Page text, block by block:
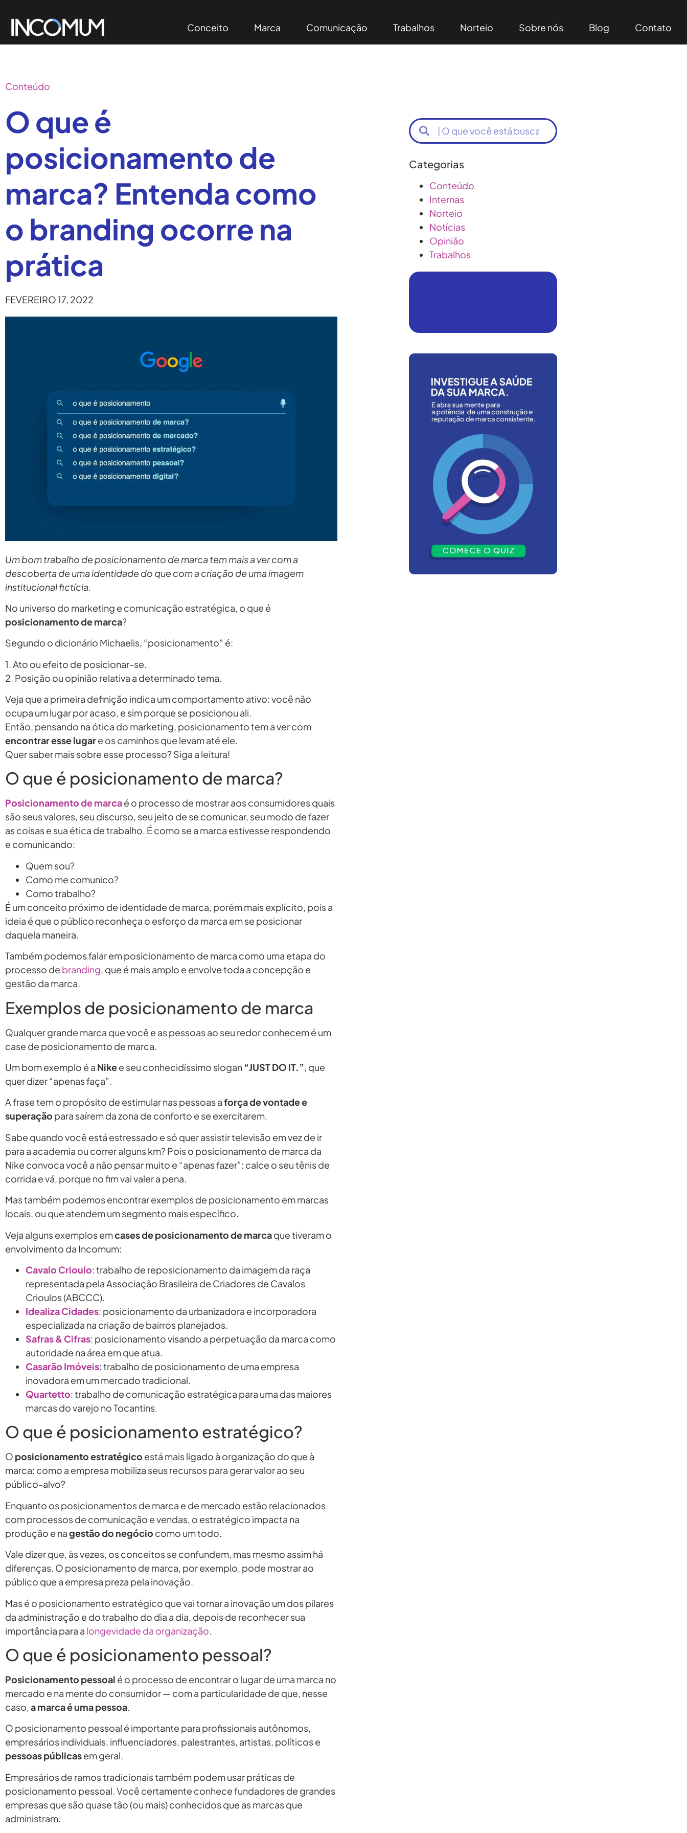
Conceito Marca Comunicação Trabalhos Norteio Sobre nós Blog Contato
Conteúdo
O que é
posicionamento de
marca? Entenda como
o branding ocorre na
prática
FEVEREIRO 17, 2022
Um bom trabalho de posicionamento de marca tem mais a ver com a
descoberta de uma identidade do que com a criação de uma imagem
institucional fictícia.
No universo do marketing e comunicação estratégica, o que é
posicionamento de marca?
Segundo o dicionário Michaelis, “posicionamento” é:
1. Ato ou efeito de posicionar-se.
2. Posição ou opinião relativa a determinado tema.
Veja que a primeira definição indica um comportamento ativo: você não
ocupa um lugar por acaso, e sim porque se posicionou ali.
Então, pensando na ótica do marketing, posicionamento tem a ver com
encontrar esse lugare os caminhos que levam até ele.
Quer saber mais sobre esse processo? Siga a leitura!
O que é posicionamento de marca?
Posicionamento de marcaé o processo de mostrar aos consumidores quais
são seus valores, seu discurso, seu jeito de se comunicar, seu modo de fazer
as coisas e sua ética de trabalho. É como se a marca estivesse respondendo
e comunicando:
Quem sou?
Como me comunico?
Como trabalho?
É um conceito próximo de identidade de marca, porém mais explícito, pois a
ideia é que o público reconheça o esforço da marca em se posicionar
daquela maneira.
Também podemos falar em posicionamento de marca como uma etapa do
processo de branding, que é mais amplo e envolve toda a concepção e
gestão da marca.
Exemplos de posicionamento de marca
Qualquer grande marca que você e as pessoas ao seu redor conhecem é um
case de posicionamento de marca.
Um bom exemplo é a Nikee seu conhecidíssimo slogan“JUST DO IT.”, que
quer dizer “apenas faça”.
A frase tem o propósito de estimular nas pessoas aforça de vontade e
superação para saírem da zona de conforto e se exercitarem.
Sabe quando você está estressado e só quer assistir televisão em vez de ir
para a academia ou correr alguns km? Pois o posicionamento de marca da
Nike convoca você a não pensar muito e “apenas fazer”: calce o seu tênis de
corrida e vá, porque no fim vai valer a pena.
Mas também podemos encontrar exemplos de posicionamento em marcas
locais, ou que atendem um segmento mais específico.
Veja alguns exemplos emcases de posicionamento de marcaque tiveram o
envolvimento da Incomum:
Cavalo Crioulo: trabalho de reposicionamento da imagem da raça
representada pela Associação Brasileira de Criadores de Cavalos
Crioulos (ABCCC).
Idealiza Cidades: posicionamento da urbanizadora e incorporadora
especializada na criação de bairros planejados.
Safras & Cifras: posicionamento visando a perpetuação da marca como
autoridade na área em que atua.
Casarão Imóveis: trabalho de posicionamento de uma empresa
inovadora em um mercado tradicional.
Quartetto: trabalho de comunicação estratégica para uma das maiores
marcas do varejo no Tocantins.
O que é posicionamento estratégico?
O posicionamento estratégico está mais ligado à organização do que à
marca: como a empresa mobiliza seus recursos para gerar valor ao seu
público-alvo?
Enquanto os posicionamentos de marca e de mercado estão relacionados
com processos de comunicação e vendas, o estratégico impacta na
produção e nagestão do negócio como um todo.
Vale dizer que, às vezes, os conceitos se confundem, mas mesmo assim há
diferenças. O posicionamento de marca, por exemplo, pode mostrar ao
público que a empresa preza pela inovação.
Mas é o posicionamento estratégico que vai tornar a inovação um dos pilares
da administração e do trabalho do dia a dia, depois de reconhecer sua
importância para a longevidade da organização
O que é posicionamento pessoal?
Posicionamento pessoal é o processo de encontrar o lugar de uma marca no
mercado e na mente do consumidor — com a particularidade de que, nesse
caso,a marca é uma pessoa.
O posicionamento pessoal é importante para profissionais autônomos,
empresários individuais, influenciadores, palestrantes, artistas, políticos e
pessoas públicasem geral.
Empresários de ramos tradicionais também podem usar práticas de
posicionamento pessoal. Você certamente conhece fundadores de grandes
empresas que são quase tão (ou mais) conhecidos que as marcas que
administram.
Categorias
Conteúdo
Internas
Norteio
Notícias
Opinião
Trabalhos